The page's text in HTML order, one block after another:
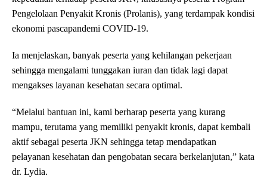
Pengelolaan Penyakit Kronis (Prolanis), yang terdampak kondisi
ekonomi pascapandemi COVID-19.
Ia menjelaskan, banyak peserta yang kehilangan pekerjaan
sehingga mengalami tunggakan iuran dan tidak lagi dapat
mengakses layanan kesehatan secara optimal.
“Melalui bantuan ini, kami berharap peserta yang kurang
mampu, terutama yang memiliki penyakit kronis, dapat kembali
aktif sebagai peserta JKN sehingga tetap mendapatkan
pelayanan kesehatan dan pengobatan secara berkelanjutan,” kata
dr. Lydia.